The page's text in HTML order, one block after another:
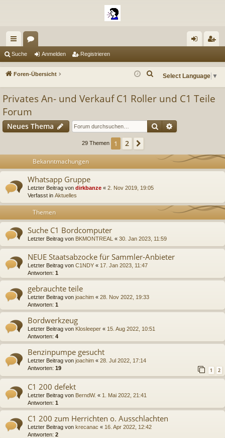
ch
ne
ug
riff
en m ist
re
Suche Anmelden Registrieren
Foren-Übersicht Select Language ▼
Privates An- und Verkauf C1 Roller und C1 Teile
Forum
Neues Thema Suche
29 Themen 1 2
Bekanntmachungen
Whatsapp Gruppe
Letzter Beitrag von dirkbanze « 2. Nov 2019, 19:05
Verfasst in Aktuelles
Themen
Suche C1 Bordcomputer
Letzter Beitrag von BKMONTREAL « 30. Jan 2023, 11:59
NEUE Staatsabzocke für Sammler-Anbieter
Letzter Beitrag von C1NDY « 17. Jan 2023, 11:47
Antworten: 1
gebrauchte teile
Letzter Beitrag von joachim « 28. Nov 2022, 19:33
Antworten: 1
Bordwerkzeug
Letzter Beitrag von Klosleeper « 15. Aug 2022, 10:51
Antworten: 4
Benzinpumpe gesucht
Letzter Beitrag von joachim « 28. Jul 2022, 17:14
Antworten: 19 1 2
C1 200 defekt
Letzter Beitrag von BerndW. « 1. Mai 2022, 21:41
Antworten: 1
C1 200 zum Herrichten o. Ausschlachten
Letzter Beitrag von krecanac « 16. Apr 2022, 12:42
Antworten: 2